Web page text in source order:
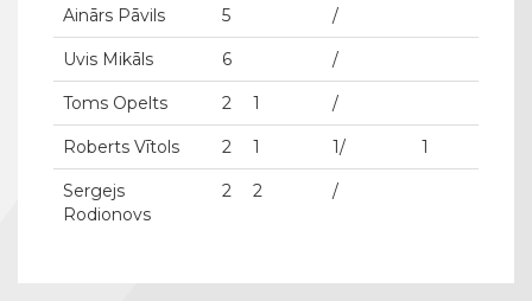
Ainārs Pāvils 5 /
Uvis Mikāls 6 /
Toms Opelts 2 1 /
Roberts Vītols 2 1 1/ 1
Sergejs
Rodionovs
2 2 /